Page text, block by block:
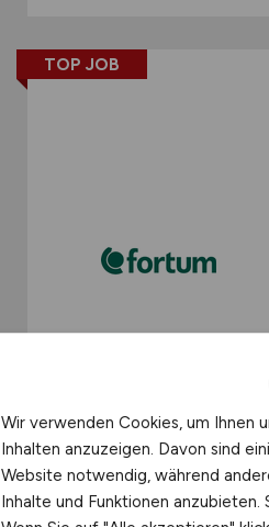
TOP JOB
Wir verwenden Cookies, um Ihnen
Inhalten anzuzeigen. Davon sind
Website notwendig, während
Inhalte und Funktionen